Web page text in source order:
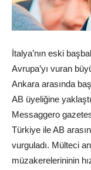
İtalya’nın eski
Avrupa’yı vuran
Ankara arasında
AB üyeliğine
Messaggero
Türkiye ile AB
vurguladı. Mülteci
müzakerelerininin